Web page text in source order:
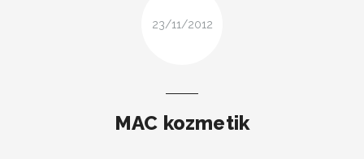
23/11/2012
MAC kozmetik